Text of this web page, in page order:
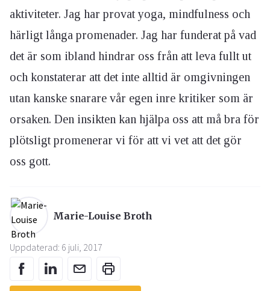
aktiviteter. Jag har provat yoga, mindfulness och
härligt långa promenader. Jag har funderat på vad
det är som ibland hindrar oss från att leva fullt ut
och konstaterar att det inte alltid är omgivningen
utan kanske snarare vår egen inre kritiker som är
orsaken. Den insikten kan hjälpa oss att må bra för
plötsligt promenerar vi för att vi vet att det gör
oss gott.
Marie-Louise Broth
Uppdaterad: 6 juli, 2017